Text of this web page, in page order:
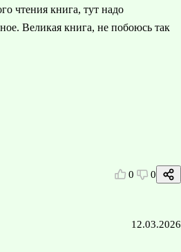
чтения книга, тут надо
Великая книга, не побоюсь так
0 0
12.03.2026